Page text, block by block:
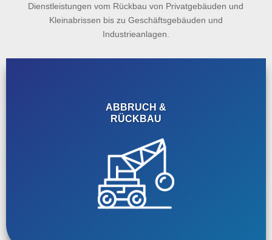
Dienstleistungen vom Rückbau von Privatgebäuden und
Kleinabrissen bis zu Geschäftsgebäuden und
Industrieanlagen.
ABBRUCH &
RÜCKBAU